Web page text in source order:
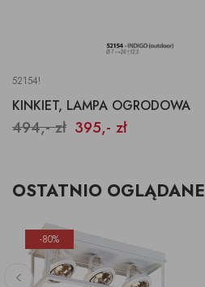
52154!
KINKIET, LAMPA OGRODOWA
494,- zł 395,- zł
OSTATNIO OGLĄDANE
-80%